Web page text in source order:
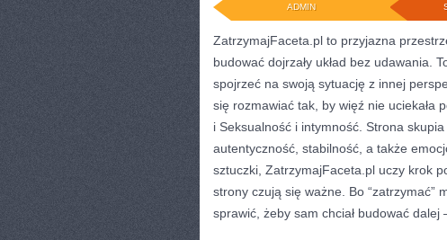
ADMIN
ZatrzymajFaceta.pl to przyjazna
budować dojrzały układ bez udawania.
spojrzeć na swoją sytuację z innej
się rozmawiać tak, by więź nie uciekała
i Seksualność i intymność. Strona
autentyczność, stabilność, a także
sztuczki, ZatrzymajFaceta.pl uczy krok
strony czują się ważne. Bo “zatrzymać”
sprawić, żeby sam chciał budować dalej